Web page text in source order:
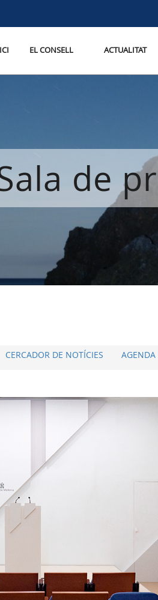
EL CONSELL ACTUALITAT
de
CERCADOR DE NOTÍCIES AGENDA